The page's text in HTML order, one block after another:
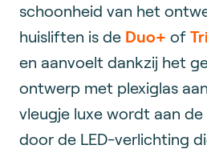
schoonheid van het
huisliften is de Duo+ of
en aanvoelt dankzij het
ontwerp met plexiglas
vleugje luxe wordt aan
door de LED-verlichting